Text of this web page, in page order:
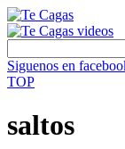
Siguenos en
TOP
saltos